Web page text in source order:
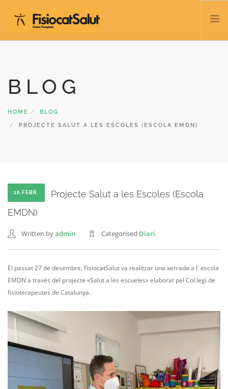
NOSALTRES
BLOC
BLOG
HOME
BLOG
PROJECTE SALUT A LES ESCOLES (ESCOLA EMDN)
16 FEBR.
Projecte Salut a les Escoles (Escola
EMDN)
Written byadmin Categorised Diari
El passat 27 de desembre, FisiocatSalut va realitzar una xerrada a l´ escola
EMDN a través del projecte «Salut a les escueles» elaborat pel Col.legi de
fisioterapeutes de Catalunya.